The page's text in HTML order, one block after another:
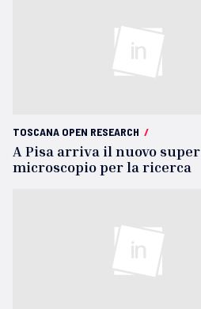
TOSCANA OPEN RESEARCH /
A Pisa arriva il nuovo super
microscopio per la ricerca